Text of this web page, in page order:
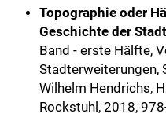
Topographie oder
Geschichte der
Band - erste Hälfte,
Stadterweiterungen,
Wilhelm Hendrichs,
Rockstuhl, 2018,